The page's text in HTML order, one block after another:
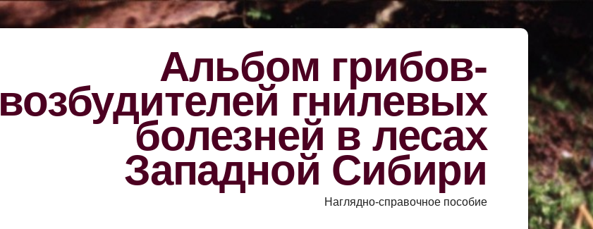
Альбом грибов-
возбудителей гнилевых
болезней в лесах
Западной Сибири
Наглядно-справочное пособие